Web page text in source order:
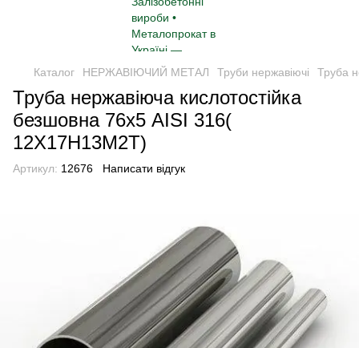
Каталог НЕРЖАВІЮЧИЙ МЕТАЛ Труби нержавіючі Труба
Труба нержавіюча кислотостійка
безшовна 76х5 AISI 316(
12Х17Н13М2Т)
Артикул: 12676 Написати відгук